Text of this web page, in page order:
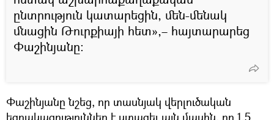
ընտրություն կատարեցին, մեն-մենակ
մնացին Թուրքիայի հետ»,– հայտարարեց
Փաշինյանը։
Փաշինյանը նշեց, որ տասնյակ վերլուծական
եզրակացություններ է ստացել այն մասին, որ 1,5